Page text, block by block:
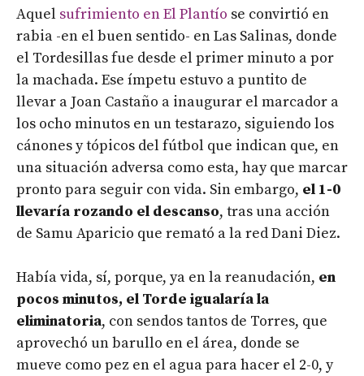
Aquel sufrimiento en El Plantío se convirtió en
rabia -en el buen sentido- en Las Salinas, donde
el Tordesillas fue desde el primer minuto a por
la machada. Ese ímpetu estuvo a puntito de
llevar a Joan Castaño a inaugurar el marcador a
los ocho minutos en un testarazo, siguiendo los
cánones y tópicos del fútbol que indican que, en
una situación adversa como esta, hay que marcar
pronto para seguir con vida. Sin embargo, el 1-0
llevaría rozando el descanso, tras una acción
de Samu Aparicio que remató a la red Dani Diez.
Había vida, sí, porque, ya en la reanudación, en
pocos minutos, el Torde igualaría la
eliminatoria, con sendos tantos de Torres, que
aprovechó un barullo en el área, donde se
mueve como pez en el agua para hacer el 2-0, y